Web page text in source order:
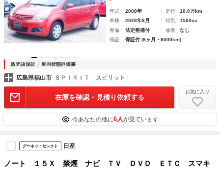
年式 2008年 走行
10.0万km
車検
2028年8月 排気
1500cc
整備
法定整備付 修復
なし
保証
保証付 (6ヶ月・6000km)
販売店保証 車両状態評価書
広島県福山市 ＳＰＩＲＩＴ スピリット
在庫を確認・見積り依頼する
お気に入り
今あなたの他に6人が見ています
グーネットセレクト 日産
ノート １５Ｘ 禁煙 ナビ ＴＶ ＤＶＤ ＥＴＣ スマキ